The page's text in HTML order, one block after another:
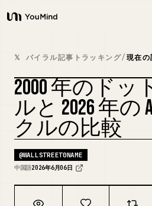
YouMind
概要
ユースケース
スキル
プロンプト
𝕏 バイラル記事トラッキング/現在の
2000 年のド
ルと 2026 年の
クルの比較
@WALLSTREET0NAME
中国語2026年6月06日